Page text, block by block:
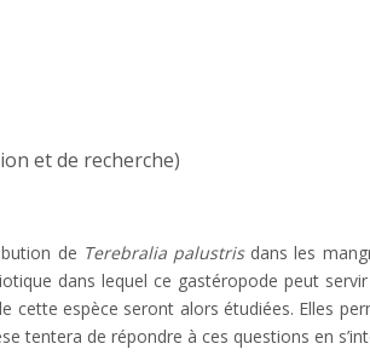
et de recherche)
de Terebralia palustrisdans les
dans lequel ce gastéropode peut
cette espèce seront alors étudiées. Elles
tentera de répondre à ces questions en